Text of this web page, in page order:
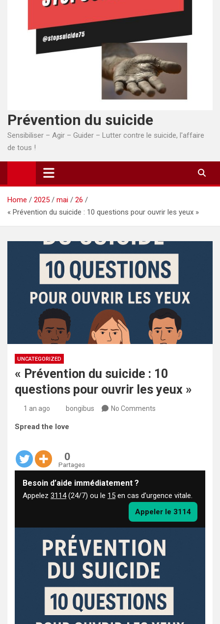
Prévention du suicide
Sensibiliser – Agir – Guider – Lutter contre le suicide, l'affaire
de tous !
Home 2025 mai
26
« Prévention du suicide : 10 questions pour ouvrir les yeux »
UNCATEGORIZED
« Prévention du suicide : 10
questions pour ouvrir les yeux »
1 an ago bongibus No Comments
Spread the love
0
Partages
Besoin d’aide immédiatement ?
Appelez 3114(24/7) ou le 15 en cas d’urgence vitale.
Appeler le 3114